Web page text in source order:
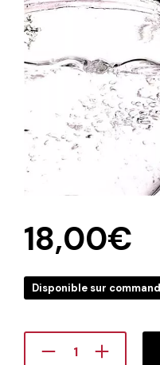
18,00€
Disponible sur